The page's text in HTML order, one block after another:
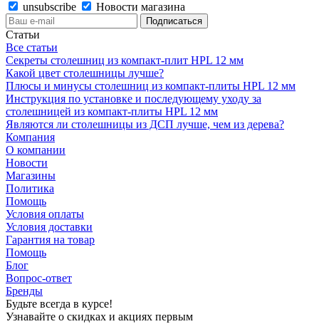
unsubscribe
Новости магазина
Статьи
Все статьи
Секреты столешниц из компакт-плит HPL 12 мм
Какой цвет столешницы лучше?
Плюсы и минусы столешниц из компакт-плиты HPL 12 мм
Инструкция по установке и последующему уходу за
столешницей из компакт-плиты HPL 12 мм
Являются ли столешницы из ДСП лучше, чем из дерева?
Компания
О компании
Новости
Магазины
Политика
Помощь
Условия оплаты
Условия доставки
Гарантия на товар
Помощь
Блог
Вопрос-ответ
Бренды
Будьте всегда в курсе!
Узнавайте о скидках и акциях первым